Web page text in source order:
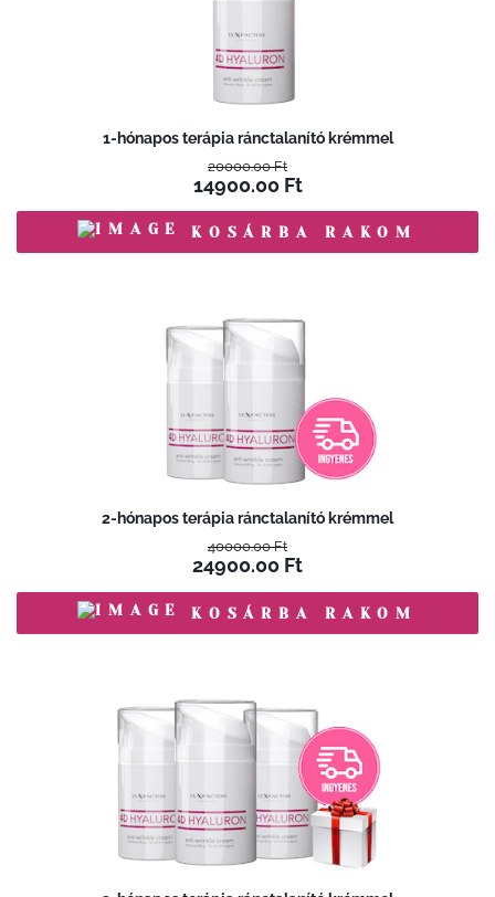
1-hónapos terápia ránctalanító krémmel
20000.00 Ft
14900.00 Ft
KOSÁRBA RAKOM
2-hónapos terápia ránctalanító krémmel
40000.00 Ft
24900.00 Ft
KOSÁRBA RAKOM